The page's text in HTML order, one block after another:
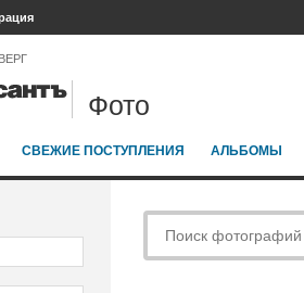
Фото
СВЕЖИЕ ПОСТУПЛЕНИЯ АЛЬБОМЫ